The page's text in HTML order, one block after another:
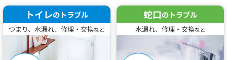
トイレのトラブル
つまり、水漏れ、修理・交換など
蛇口のトラブル
水漏れ、修理・交換など